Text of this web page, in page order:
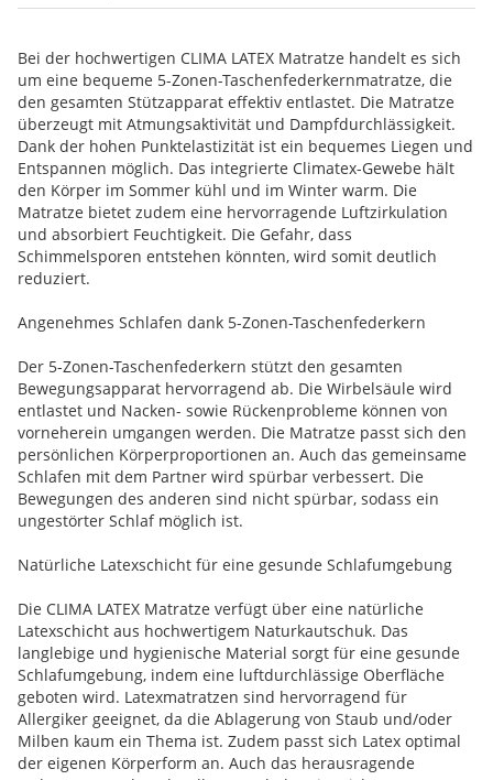
Bei der hochwertigen CLIMA LATEX Matratze handelt es sich
um eine bequeme 5-Zonen-Taschenfederkernmatratze, die
den gesamten Stützapparat effektiv entlastet. Die Matratze
überzeugt mit Atmungsaktivität und Dampfdurchlässigkeit.
Dank der hohen Punktelastizität ist ein bequemes Liegen und
Entspannen möglich. Das integrierte Climatex-Gewebe hält
den Körper im Sommer kühl und im Winter warm. Die
Matratze bietet zudem eine hervorragende Luftzirkulation
und absorbiert Feuchtigkeit. Die Gefahr, dass
Schimmelsporen entstehen könnten, wird somit deutlich
reduziert.
Angenehmes Schlafen dank 5-Zonen-Taschenfederkern
Der 5-Zonen-Taschenfederkern stützt den gesamten
Bewegungsapparat hervorragend ab. Die Wirbelsäule wird
entlastet und Nacken- sowie Rückenprobleme können von
vorneherein umgangen werden. Die Matratze passt sich den
persönlichen Körperproportionen an. Auch das gemeinsame
Schlafen mit dem Partner wird spürbar verbessert. Die
Bewegungen des anderen sind nicht spürbar, sodass ein
ungestörter Schlaf möglich ist.
Natürliche Latexschicht für eine gesunde Schlafumgebung
Die CLIMA LATEX Matratze verfügt über eine natürliche
Latexschicht aus hochwertigem Naturkautschuk. Das
langlebige und hygienische Material sorgt für eine gesunde
Schlafumgebung, indem eine luftdurchlässige Oberfläche
geboten wird. Latexmatratzen sind hervorragend für
Allergiker geeignet, da die Ablagerung von Staub und/oder
Milben kaum ein Thema ist. Zudem passt sich Latex optimal
der eigenen Körperform an. Auch das herausragende